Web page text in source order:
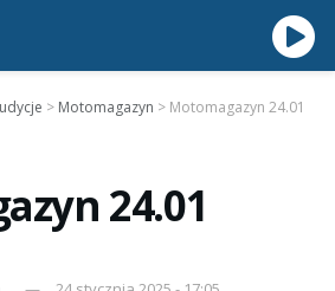
> Motomagazyn > Motomagazyn 24.01
24.01